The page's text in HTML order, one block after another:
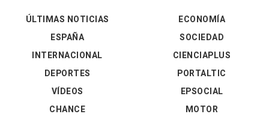
ÚLTIMAS NOTICIAS
ESPAÑA
INTERNACIONAL
DEPORTES
VÍDEOS
ECONOMÍA
SOCIEDAD
CIENCIAPLUS
PORTALTIC
EPSOCIAL
CHANCE
MOTOR